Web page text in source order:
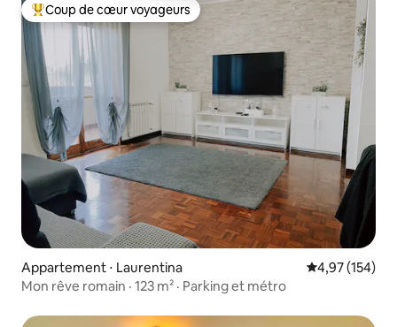
Coups de cœur voyageurs les plus appréciés
Coup de cœur voyageurs
Appartement ⋅ Laurentina Évaluation
4,97 (154)
Mon rêve romain · 123 m² · Parking et métro